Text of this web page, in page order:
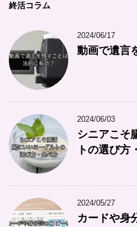
終活コラム
2024/06/17
動画で遺言
2024/06/03
シニアこそ
トの選び方
2024/05/27
カードや身